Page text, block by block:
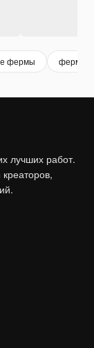
фермы ферма
лучших работ.